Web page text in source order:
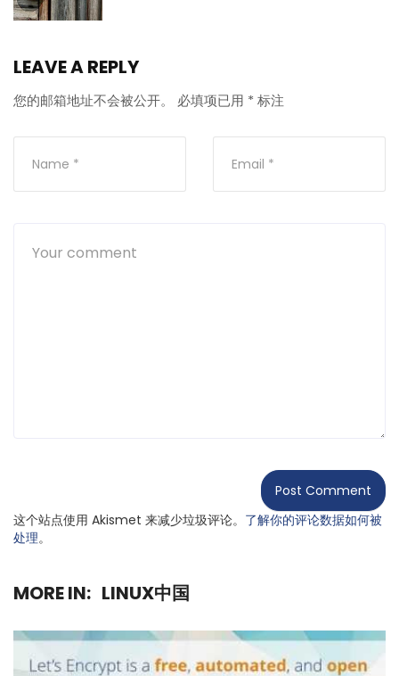
LEAVE A REPLY
您的邮箱地址不会被公开。 必填项已用 * 标注
这个站点使用 Akismet 来减少垃圾评论。 了解你的评论数据如何被
处理。
MORE IN: LINUX中国